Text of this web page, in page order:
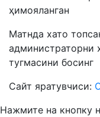
ҳимояланган
Матнда хато
администраторни
тугмасини босинг
Сайт яратувчиси:
Нажмите на кнопку